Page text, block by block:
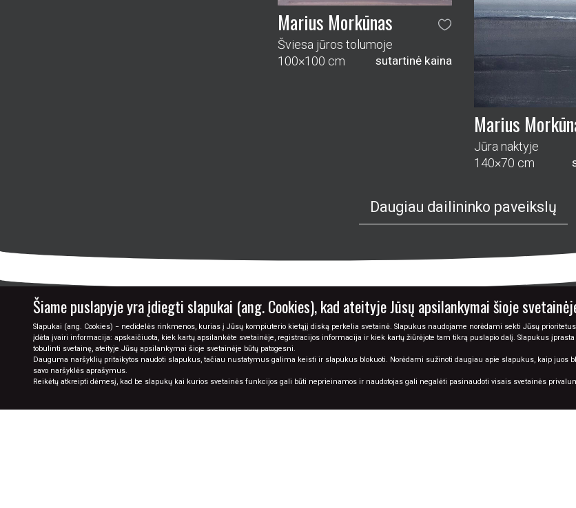
DAILININKAI
DOVANŲ KUPONAI
PAVEIKSLŲ KOLEKCIJOS
© 2026 Tapyba.info - paveikslai internetu
Šiame puslapyje yra įdiegti slapukai (ang. Cookies), kad ateityje Jūsų apsilankymai šioje
Slapukai (ang. Cookies) − nedidelės rinkmenos, kurias į Jūsų kompiuterio kietąjį diską perkelia svetainė. Slapukus naudojame norėdami sekti Jūsų
įdėta įvairi informacija: apskaičiuota, kiek kartų apsilankėte svetainėje, registracijos informacija ir kiek kartų žiūrėjote tam tikrą puslapio dalį. Slapukus
tobulinti svetainę, ateityje Jūsų apsilankymai šioje svetainėje būtų patogesni.
Dauguma naršyklių pritaikytos naudoti slapukus, tačiau nustatymus galima keisti ir slapukus blokuoti. Norėdami sužinoti daugiau apie slapukus, kaip juos
savo naršyklės aprašymus.
Reikėtų atkreipti dėmesį, kad be slapukų kai kurios svetainės funkcijos gali būti neprieinamos ir naudotojas gali negalėti pasinaudoti visais svetainės